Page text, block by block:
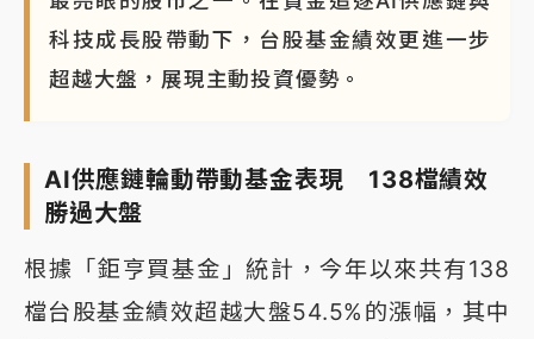
科技成長股帶動下，台股基金績效更進一步
超越大盤，展現主動投資優勢。
AI供應鏈輪動帶動基金表現 138檔績效
勝過大盤
根據「鉅亨買基金」統計，今年以來共有138
檔台股基金績效超越大盤54.5%的漲幅，其中